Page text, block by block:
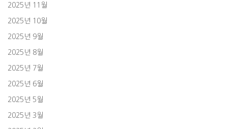
2025년 11월
2025년 10월
2025년 9월
2025년 8월
2025년 7월
2025년 6월
2025년 5월
2025년 3월